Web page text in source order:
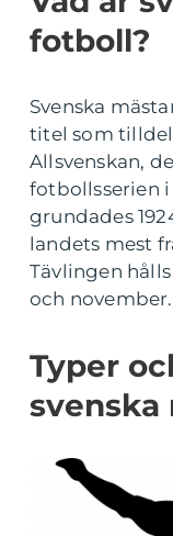
fotboll?
Svenska
titel som
Allsvenskan,
fotbollsserien i
grundades
landets mest
Tävlingen
och november.
Typer
svenska